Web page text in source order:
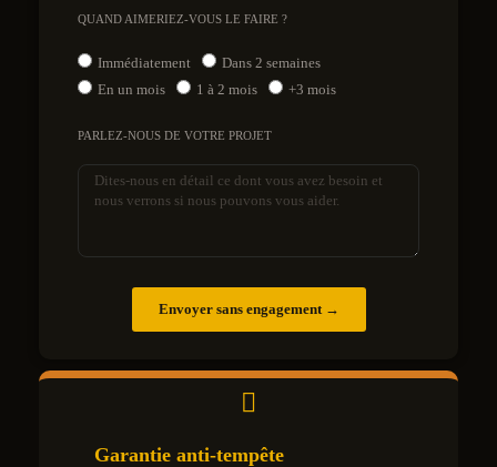
QUAND AIMERIEZ-VOUS LE FAIRE ?
Immédiatement
Dans 2 semaines
En un mois
1 à 2 mois +3 mois
PARLEZ-NOUS DE VOTRE PROJET
Envoyer sans engagement →
Garantie anti-tempête